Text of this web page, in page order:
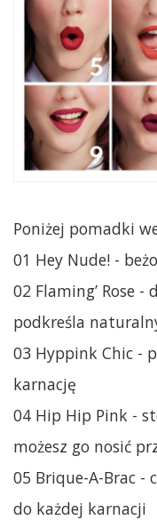
Poniżej pomadki
01 Hey Nude! -
02 Flaming’ Rose
podkreśla
03 Hyppink Chic -
karnację
04 Hip Hip Pink -
możesz go nosić
05 Brique-A-Brac -
do każdej karnacji